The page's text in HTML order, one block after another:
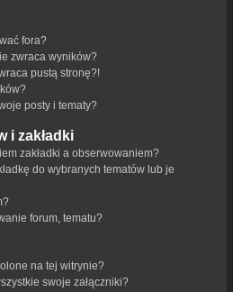
fora?
zwraca wyników?
pustą stronę?!
posty i tematy?
i zakładki
zakładki a obserwowaniem?
do wybranych tematów lub je
forum, tematu?
na tej witrynie?
swoje załączniki?